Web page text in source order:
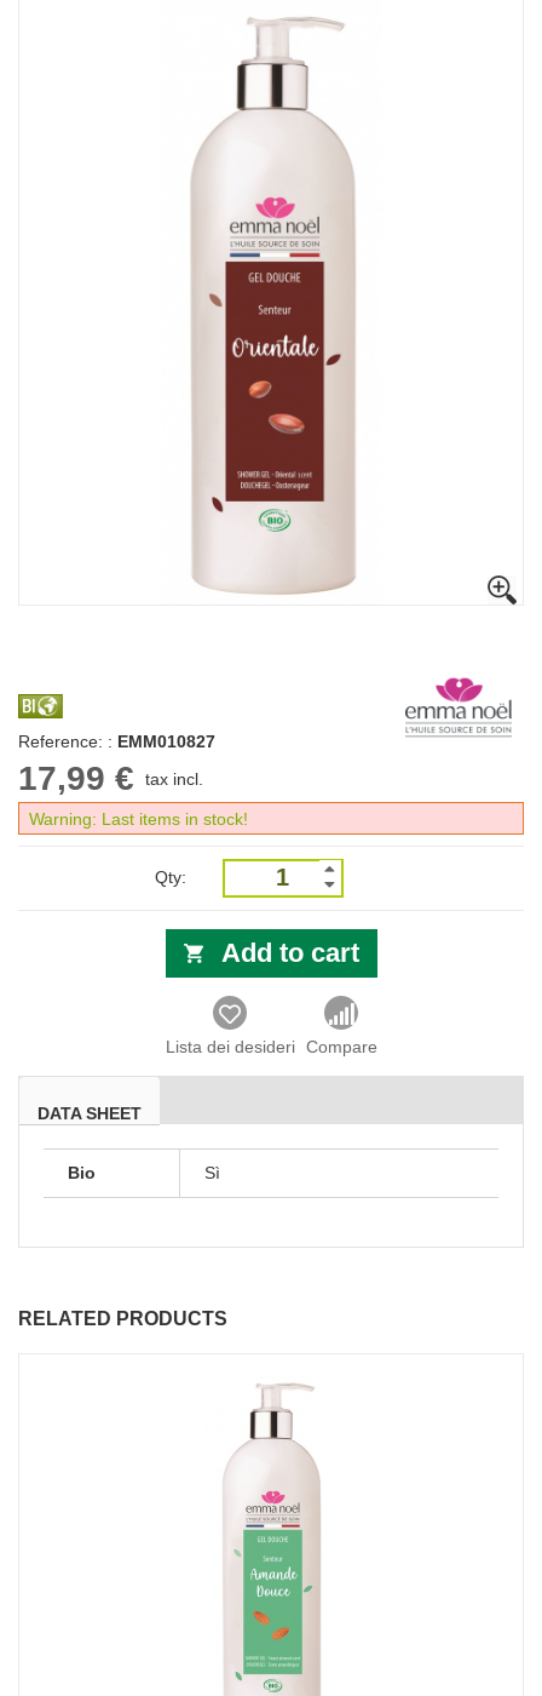
Reference: : EMM010827
17,99 € tax incl.
Warning: Last items in stock!
Qty:
Add to cart
Lista dei desideri Compare
DATA SHEET
Bio Sì
RELATED PRODUCTS